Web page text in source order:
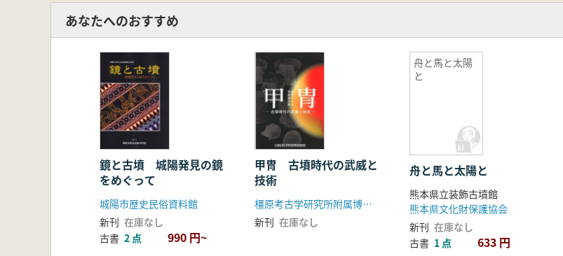
森本徹<もっと知りたい>大型前方後円墳の出現と河内の墳墓群
船橋遺跡/長原遺跡
鈴千夏 付論「前期古墳における副葬品配置」
市村慎太郎 付論「特殊壺と二重口縁壺、壺型埴輪」
鈴木靖民 特別論考「古代史からみた初期ヤマト王権 三～五世紀の倭国」
あなたへのおすすめ
鏡と古墳 城陽発見の鏡
をめぐって
城陽市歴史民俗資料館
新刊 在庫なし
古書 2 点 990 円~
甲冑 古墳時代の武威と
技術
橿原考古学研究所附属博物館
新刊 在庫なし
舟と馬と太陽
と
舟と馬と太陽と
熊本県立装飾古墳館
熊本県文化財保護協会
新刊 在庫なし
古書 1 点 633 円